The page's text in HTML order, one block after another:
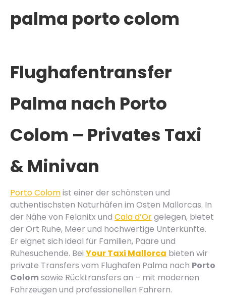
palma porto colom
Flughafentransfer
Palma nach Porto
Colom – Privates Taxi
& Minivan
Porto Colomist einer der schönsten und
authentischsten Naturhäfen im Osten Mallorcas. In
der Nähe von Felanitx und Cala d’Orgelegen, bietet
der Ort Ruhe, Meer und hochwertige Unterkünfte.
Er eignet sich ideal für Familien, Paare und
Ruhesuchende. Bei Your Taxi Mallorca bieten wir
private Transfers vom Flughafen Palma nach Porto
Colomsowie Rücktransfers an – mit modernen
Fahrzeugen und professionellen Fahrern.